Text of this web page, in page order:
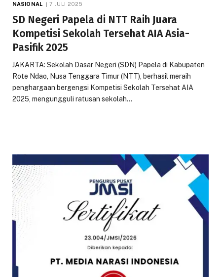
NASIONAL 7 JULI 2025
SD Negeri Papela di NTT Raih Juara
Kompetisi Sekolah Tersehat AIA Asia-
Pasifik 2025
JAKARTA: Sekolah Dasar Negeri (SDN) Papela di Kabupaten
Rote Ndao, Nusa Tenggara Timur (NTT), berhasil meraih
penghargaan bergengsi Kompetisi Sekolah Tersehat AIA
2025, mengungguli ratusan sekolah…